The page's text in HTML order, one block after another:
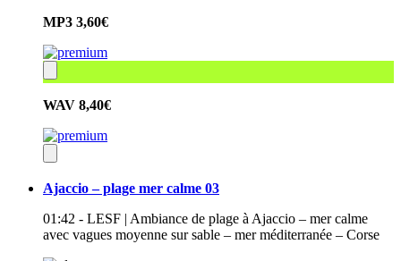
MP3 3,60€
WAV 8,40€
Ajaccio – plage mer calme 03
01:42 - LESF | Ambiance de plage à Ajaccio – mer calme
avec vagues moyenne sur sable – mer méditerranée – Corse